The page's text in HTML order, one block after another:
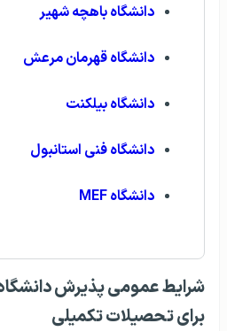
دانشگاه باهچه شهیر
دانشگاه قهرمان مرعش
دانشگاه بیلکنت
دانشگاه فنی استانبول
دانشگاه MEF
شرایط عمومی پذیرش
برای تحصیلات تکمیلی